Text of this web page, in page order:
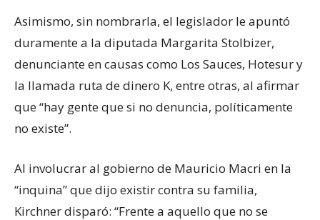
Asimismo, sin nombrarla, el legislador le apuntó
duramente a la diputada Margarita Stolbizer,
denunciante en causas como Los Sauces, Hotesur y
la llamada ruta de dinero K, entre otras, al afirmar
que “hay gente que si no denuncia, políticamente
no existe”.
Al involucrar al gobierno de Mauricio Macri en la
“inquina” que dijo existir contra su familia,
Kirchner disparó: “Frente a aquello que no se